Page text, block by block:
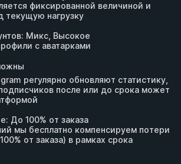
фиксированной величиной и
текущую нагрузку
Микс, Высокое
с аватарками
регулярно обновляют статистику,
после или до срока может
До 100% от заказа
мы бесплатно компенсируем потери
от заказа) в рамках срока